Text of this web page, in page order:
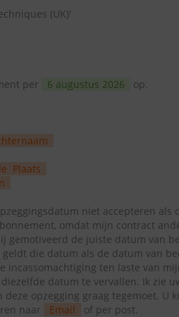
(UK)'
per 6 augustus 2026 op.
Plaats
niet accepteren als
omdat mijn contract
gemotiveerd de juiste datum van
die datum als de datum van
incassomachtiging ten laste van
datum te vervallen. Ik zie
opzegging graag tegemoet. U
naar
Email of per post.